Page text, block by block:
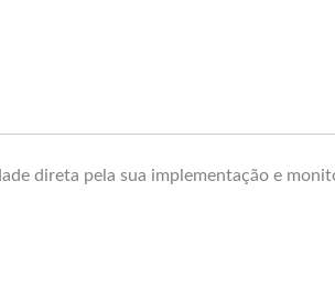
direta pela sua implementação e